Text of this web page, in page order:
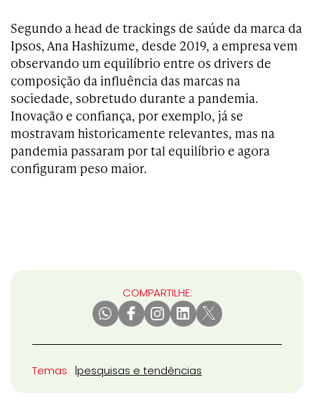
Segundo a head de trackings de saúde da marca da
Ipsos, Ana Hashizume, desde 2019, a empresa vem
observando um equilíbrio entre os drivers de
composição da influência das marcas na
sociedade, sobretudo durante a pandemia.
Inovação e confiança, por exemplo, já se
mostravam historicamente relevantes, mas na
pandemia passaram por tal equilíbrio e agora
configuram peso maior.
COMPARTILHE:
Temas pesquisas e tendências